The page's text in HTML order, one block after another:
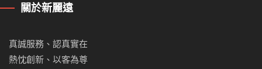
關於新麗遠
真誠服務、認真實在
熱忱創新、以客為尊